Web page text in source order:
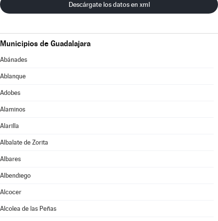
Descárgate los datos en xml
Municipios de Guadalajara
Abánades
Ablanque
Adobes
Alaminos
Alarilla
Albalate de Zorita
Albares
Albendiego
Alcocer
Alcolea de las Peñas